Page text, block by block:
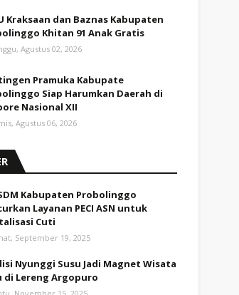
Kraksaan dan Baznas Kabupaten
Khitan 91 Anak Gratis
Agustus 02, 2026
Pramuka Kabupate
Siap Harumkan Daerah di
Nasional XII
Agustus 06, 2026
Kabupaten Probolinggo
Layanan PECI ASN untuk
Cuti
September 19, 2025
Nyunggi Susu Jadi Magnet Wisata
di Lereng Argopuro